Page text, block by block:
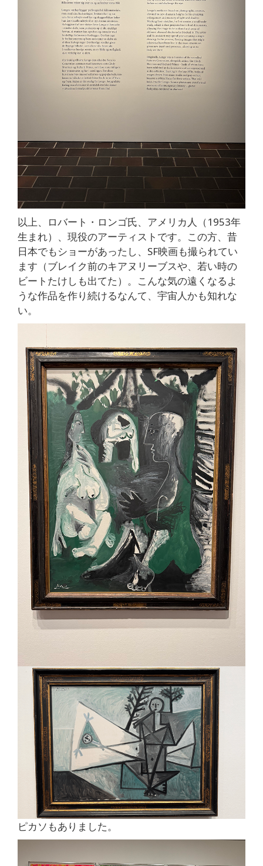
以上、ロバート・ロンゴ氏、アメリカ人（1953年
生まれ）、現役のアーティストです。この方、昔
日本でもショーがあったし、SF映画も撮られてい
ます（ブレイク前のキアヌリーブスや、若い時の
ビートたけしも出てた）。こんな気の遠くなるよ
うな作品を作り続けるなんて、宇宙人かも知れな
い。
ピカソもありました。